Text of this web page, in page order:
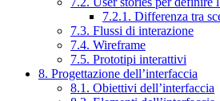
7.2.1. Differenza tra
7.3. Flussi di interazione
7.4. Wireframe
7.5. Prototipi interattivi
8. Progettazione dell’interfaccia
8.1. Obiettivi dell’interfaccia